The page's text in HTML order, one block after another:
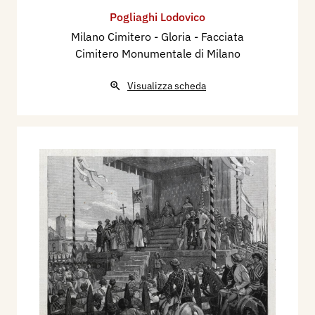
Francesco Bertolini., L'Illustrazione Italiana,
Milano, Anno XXI - 2° semestre, p. 269.
1895 - I progetti premiati per le porte di bronzo
Italiana, n. 40, 6 ottobre, pp. 212, 213 ill.
Editori, n. 4 del 15 aprile, p. 919.
1907 - Una innovazione nelle premiazioni
all'Esposiz. di Milano dell'anno scorso, La
Domenica del Corriere, Milano, anno IX, N. 23, 9
giugno, p. 9.
1910 - Matite - ..., L'Artista Moderno, Torino, n.
11, p. 184.
1910 - La cappella espiatoria, Natura ed Arte,
Milano, Vallardi, N. 18 - 20 agosto, p. 414 ill..
Pogliaghi Lodovico
Milano Cimitero - Gloria - Facciata
Cimitero Monumentale di Milano
Visualizza scheda